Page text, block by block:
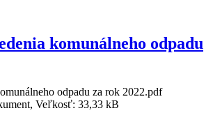
komunálneho odpadu
odpadu za rok 2022.pdf
Veľkosť: 33,33 kB